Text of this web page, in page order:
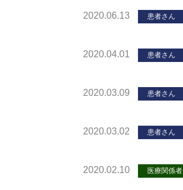
2020.06.13 患者さん
2020.04.01 患者さん
2020.03.09 患者さん
2020.03.02 患者さん
2020.02.10 医療関係者